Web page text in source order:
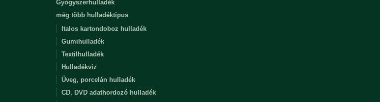
Gyógyszerhulladék
még több hulladéktipus
Italos kartondoboz hulladék
Gumihulladék
Textilhulladék
Hulladékvíz
Üveg, porcelán hulladék
CD, DVD adathordozó hulladék